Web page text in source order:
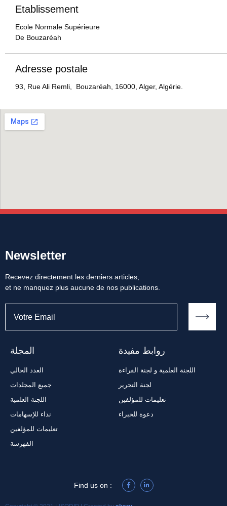
Etablissement
Ecole Normale Supérieure
De Bouzaréah
Adresse postale
93, Rue Ali Remli, Bouzaréah, 16000, Alger, Algérie.
Newsletter
Recevez directement les derniers articles,
et ne manquez plus aucune de nos publications.
المجلة
العدد الحالي
جميع المجلدات
اللجنة العلمية
نداء للإسهامات
تعليمات للمؤلفين
الفهرسة
روابط مفيدة
اللجنة العلمية و لجنة القراءة
لجنة التحرير
تعليمات للمؤلفين
دعوة للخبراء
Find us on :